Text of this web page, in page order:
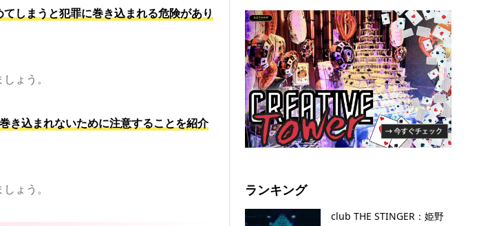
しまうと犯罪に巻き込まれる危険があり
ょう。
き込まれないために注意することを紹介
ょう。 ランキング
club THE STINGER：姫野